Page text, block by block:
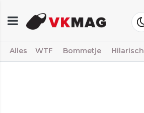
Alles WTF Bommetje Hilarisch